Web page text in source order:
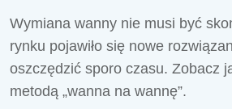
Wymiana wanny nie musi być
rynku pojawiło się nowe
oszczędzić sporo czasu. Zobacz
metodą „wanna na wannę”.